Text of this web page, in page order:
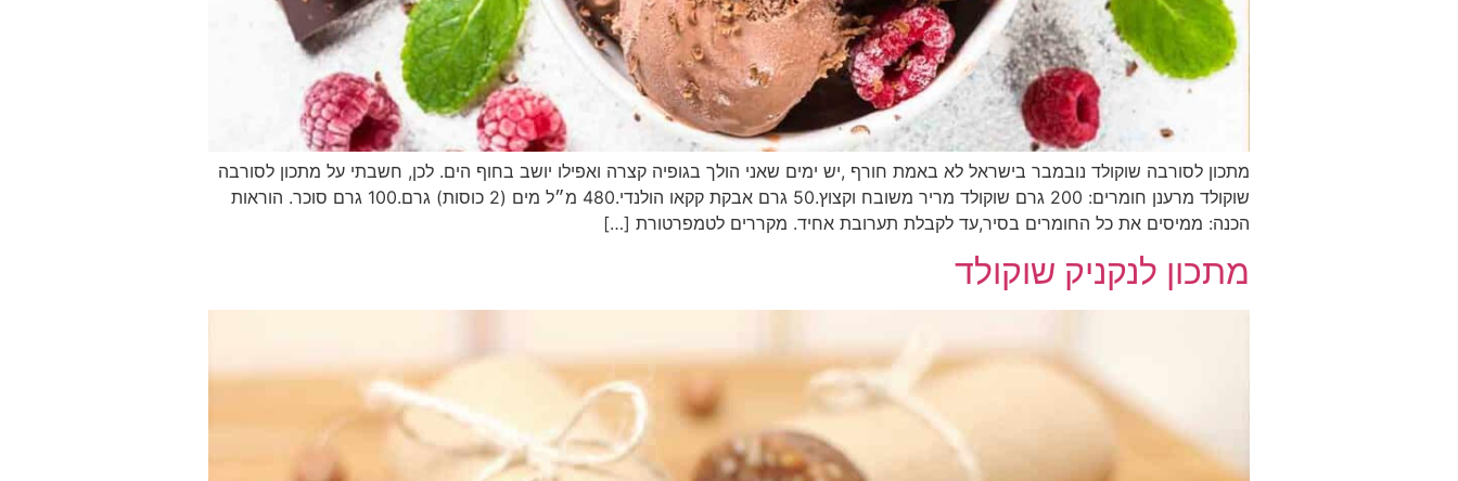
מתכון לסורבה שוקולד נובמבר בישראל לא באמת חורף ,יש ימים שאני הולך בגופיה קצרה ואפילו יושב בחוף הים. לכן, חשבתי על מתכון לסורבה
שוקולד מרענן חומרים: 200 גרם שוקולד מריר משובח וקצוץ.50 גרם אבקת קקאו הולנדי.480 מ״ל מים (2 כוסות) גרם.100 גרם סוכר. הוראות
הכנה: ממיסים את כל החומרים בסיר,עד לקבלת תערובת אחיד. מקררים לטמפרטורת […]
מתכון לנקניק שוקולד